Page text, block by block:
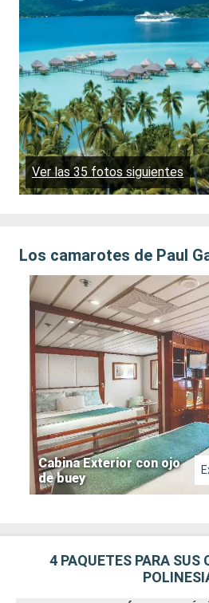
Ver las 35 fotos siguientes
Los camarotes de Paul
Cabina Exterior con ojo
de buey
4 PAQUETES PARA SUS